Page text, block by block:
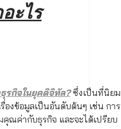
ะไร
รกิจในยุคดิจิทัล? ซึ่งเป็นที่นิยม
องข้อมูลเป็นอันดับต้นๆ เช่น การ
คุณค่ากับธุรกิจ และจะได้เปรียบ